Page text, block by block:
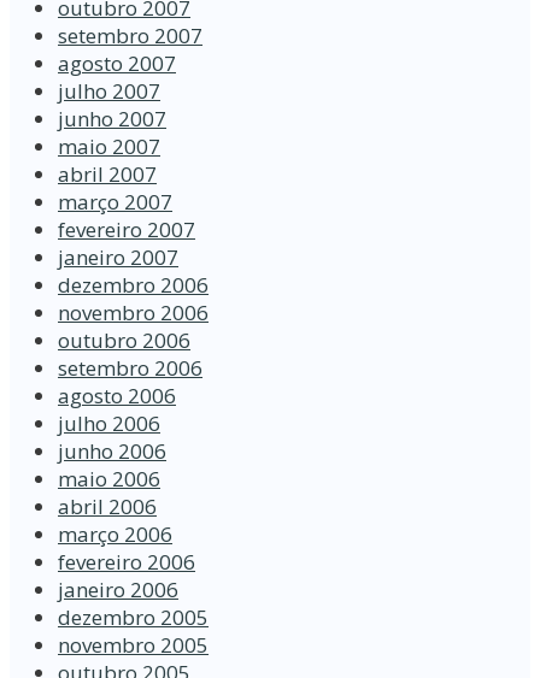
outubro 2007
setembro 2007
agosto 2007
julho 2007
junho 2007
maio 2007
abril 2007
março 2007
fevereiro 2007
janeiro 2007
dezembro 2006
novembro 2006
outubro 2006
setembro 2006
agosto 2006
julho 2006
junho 2006
maio 2006
abril 2006
março 2006
fevereiro 2006
janeiro 2006
dezembro 2005
novembro 2005